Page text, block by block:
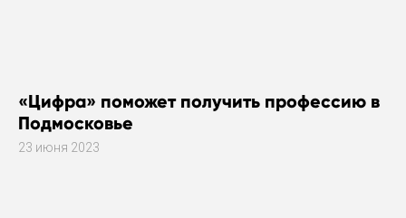
«Цифра» поможет получить профессию в
Подмосковье
23 июня 2023